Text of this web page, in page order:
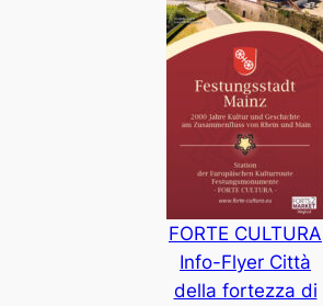
FORTE CULTURA
Info-Flyer Città
della fortezza di